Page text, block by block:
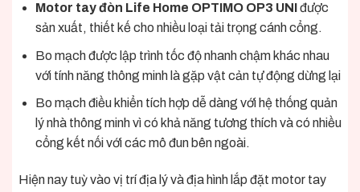
Motor tay đòn Life Home OPTIMO OP3 UNIđược
sản xuất, thiết kế cho nhiều loại tải trọng cánh cổng.
Bo mạch được lập trình tốc độ nhanh chậm khác nhau
với tính năng thông minh là gặp vật cản tự động dừng lại
Bo mạch điều khiển tích hợp dễ dàng với hệ thống quản
lý nhà thông minh vì có khả năng tương thích và có nhiều
cổng kết nối với các mô đun bên ngoài.
Hiện nay tuỳ vào vị trí địa lý và địa hình lắp đặt motor tay